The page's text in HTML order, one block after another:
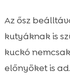
Az ősz
kutyáknak is
kuckó
előnyöket is